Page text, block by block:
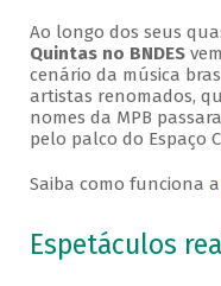
Ao longo dos seus
Quintas no BNDES
cenário da música
artistas renomados,
nomes da MPB
pelo palco do Espaço
Saiba como funciona a
Espetáculos